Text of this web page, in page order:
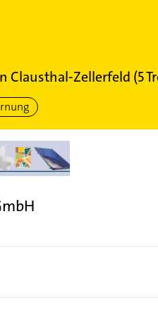
Clausthal-Zellerfeld (5